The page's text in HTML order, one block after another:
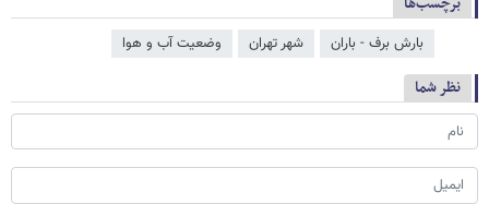
بارش برف - باران شهر تهران وضعیت آب و هوا
نظر شما